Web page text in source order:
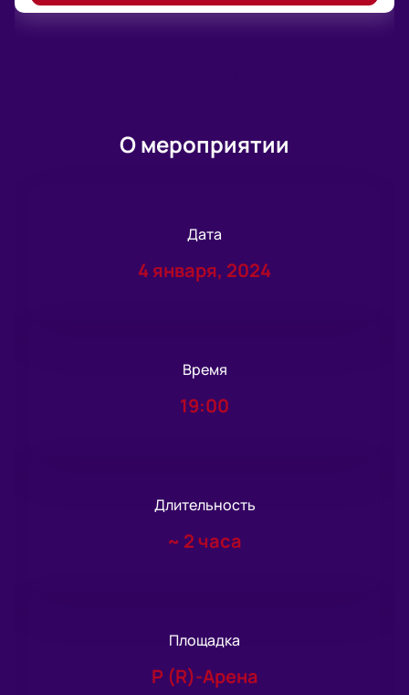
О мероприятии
Дата
4 января, 2024
Время
19:00
Длительность
~ 2 часа
Площадка
Р (R)-Арена